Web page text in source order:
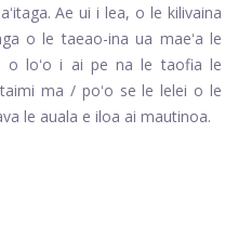
Ae ui i lea, o le kilivaina
o le taeao-ina ua maeʻa le
o loʻo i ai pe na le taofia le
ma / poʻo se le lelei o le
le auala e iloa ai mautinoa.